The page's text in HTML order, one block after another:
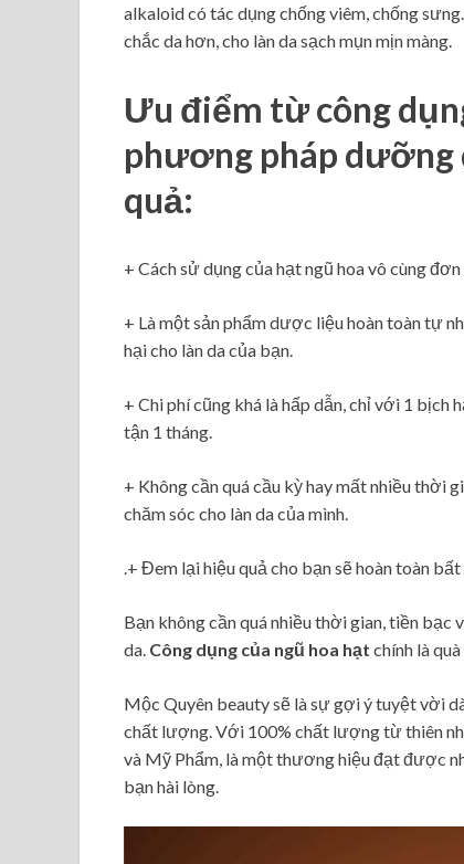
alkaloid có tác dụng chống viêm, chống
chắc da hơn, cho làn da sạch mụn mịn màng.
Ưu điểm từ công
phương pháp dưỡng
quả:
+ Cách sử dụng của hạt ngũ hoa vô cùng
+ Là một sản phẩm dược liệu hoàn toàn tự
hại cho làn da của bạn.
+ Chi phí cũng khá là hấp dẫn, chỉ với 1
tận 1 tháng.
+ Không cần quá cầu kỳ hay mất nhiều thời
chăm sóc cho làn da của mình.
.+ Đem lại hiệu quả cho bạn sẽ hoàn toàn
Bạn không cần quá nhiều thời gian, tiền bạc
da. Công dụng của ngũ hoa hạt chính là
Mộc Quyên beauty sẽ là sự gợi ý tuyệt vời
chất lượng. Với 100% chất lượng từ thiên
và Mỹ Phẩm, là một thương hiệu đạt được
bạn hài lòng.